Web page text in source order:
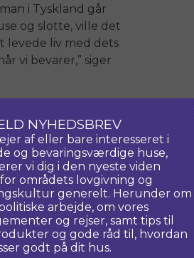
i Tyskland går
og slotte, ville det
levede liv med dets
vi bevarer,” siger
af de andre
forskellige egne af
Man kan aflæse, hvad
de forskellige
at sætte
NYHEDSBREV
af eller bare interesseret i
og bevaringsværdige huse,
vi dig i den nyeste viden
områdets lovgivning og
generelt. Herunder om
arbejde, om vores
og rejser, samt tips til
og gode råd til, hvordan
godt på dit hus.